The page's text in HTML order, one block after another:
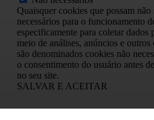
Quaisquer cookies que possam
necessários para o funcionamento
especificamente para coletar dados
meio de análises, anúncios e
são denominados cookies não
o consentimento do usuário antes
no seu site.
SALVAR E ACEITAR